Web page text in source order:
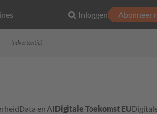
Inloggen Abonneer
(advertentie)
Data en AIDigitale Toekomst EU